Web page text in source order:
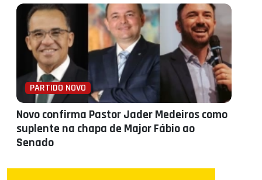
PARTIDO NOVO
Novo confirma Pastor Jader Medeiros como
suplente na chapa de Major Fábio ao
Senado